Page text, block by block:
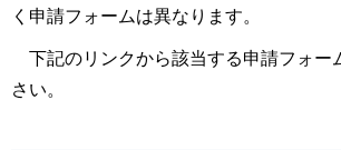
く申請フォームは異なります。
下記のリンクから該当する申請フォー
さい。